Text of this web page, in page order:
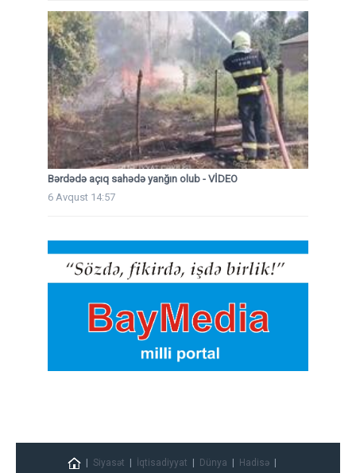
Bərdədə açıq sahədə yanğın olub - VİDEO
6 Avqust 14:57
Siyasət İqtisadiyyat Dünya
Hadisə